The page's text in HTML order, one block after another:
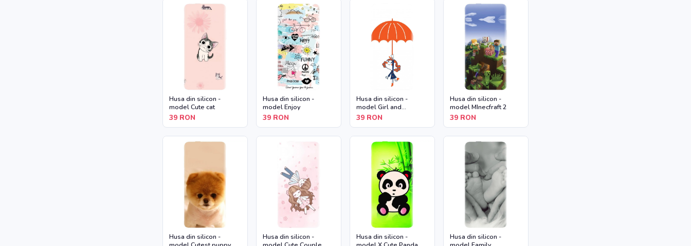
Husa din silicon -
model Cute cat
39 RON
Husa din silicon -
model Enjoy
39 RON
Husa din silicon -
model Girl and
Umbrella
39 RON
Husa din silicon -
model MInecfraft 2
39 RON
Husa din silicon -
Husa din silicon -
Husa din silicon -
Husa din silicon -